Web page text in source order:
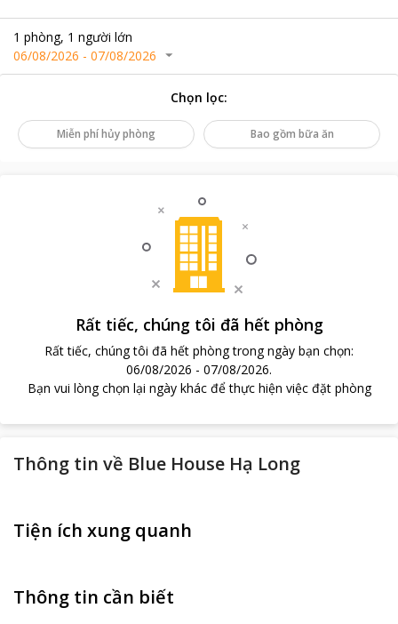
1 phòng, 1 người lớn
06/08/2026 - 07/08/2026
Chọn lọc:
Miễn phí hủy phòng Bao gồm bữa ăn
Rất tiếc, chúng tôi đã hết phòng
Rất tiếc, chúng tôi đã hết phòng trong ngày bạn chọn:
06/08/2026 - 07/08/2026.
Bạn vui lòng chọn lại ngày khác để thực hiện việc đặt phòng
Thông tin về Blue House Hạ Long
Tiện ích xung quanh
Thông tin cần biết